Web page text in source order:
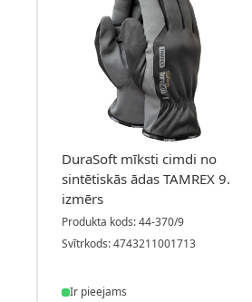
DuraSoft mīksti cimdi no
sintētiskās ādas TAMREX 9.
izmērs
Produkta kods: 44-370/9
Svītrkods: 4743211001713
Ir pieejams